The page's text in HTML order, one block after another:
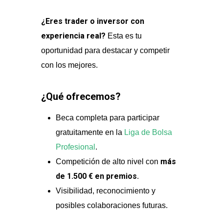
¿Eres trader o inversor con
experiencia real? Esta es tu
oportunidad para destacar y competir
con los mejores.
¿Qué ofrecemos?
Beca completa para participar
gratuitamente en la Liga de Bolsa
Profesional .
Competición de alto nivel con más
de 1.500 € en premios.
Visibilidad, reconocimiento y
posibles colaboraciones futuras.